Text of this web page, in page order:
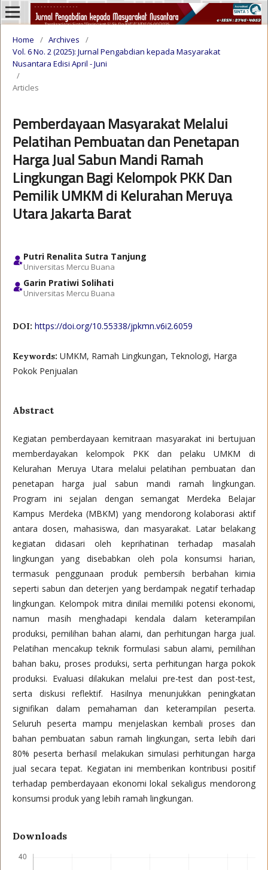
Home / Archives
/
Vol. 6 No. 2 (2025): Jurnal Pengabdian kepada Masyarakat
Nusantara Edisi April - Juni
/
Articles
Pemberdayaan Masyarakat Melalui
Pelatihan Pembuatan dan Penetapan
Harga Jual Sabun Mandi Ramah
Lingkungan Bagi Kelompok PKK Dan
Pemilik UMKM di Kelurahan Meruya
Utara Jakarta Barat
Putri Renalita Sutra Tanjung
Universitas Mercu Buana
Garin Pratiwi Solihati
Universitas Mercu Buana
DOI: https://doi.org/10.55338/jpkmn.v6i2.6059
Keywords: UMKM, Ramah Lingkungan, Teknologi, Harga
Pokok Penjualan
Abstract
Kegiatan pemberdayaan kemitraan masyarakat ini bertujuan
memberdayakan kelompok PKK dan pelaku UMKM di
Kelurahan Meruya Utara melalui pelatihan pembuatan dan
penetapan harga jual sabun mandi ramah lingkungan.
Program ini sejalan dengan semangat Merdeka Belajar
Kampus Merdeka (MBKM) yang mendorong kolaborasi aktif
antara dosen, mahasiswa, dan masyarakat. Latar belakang
kegiatan didasari oleh keprihatinan terhadap masalah
lingkungan yang disebabkan oleh pola konsumsi harian,
termasuk penggunaan produk pembersih berbahan kimia
seperti sabun dan deterjen yang berdampak negatif terhadap
lingkungan. Kelompok mitra dinilai memiliki potensi ekonomi,
namun masih menghadapi kendala dalam keterampilan
produksi, pemilihan bahan alami, dan perhitungan harga jual.
Pelatihan mencakup teknik formulasi sabun alami, pemilihan
bahan baku, proses produksi, serta perhitungan harga pokok
produksi. Evaluasi dilakukan melalui pre-test dan post-test,
serta diskusi reflektif. Hasilnya menunjukkan peningkatan
signifikan dalam pemahaman dan keterampilan peserta.
Seluruh peserta mampu menjelaskan kembali proses dan
bahan pembuatan sabun ramah lingkungan, serta lebih dari
80% peserta berhasil melakukan simulasi perhitungan harga
jual secara tepat. Kegiatan ini memberikan kontribusi positif
terhadap pemberdayaan ekonomi lokal sekaligus mendorong
konsumsi produk yang lebih ramah lingkungan.
Downloads